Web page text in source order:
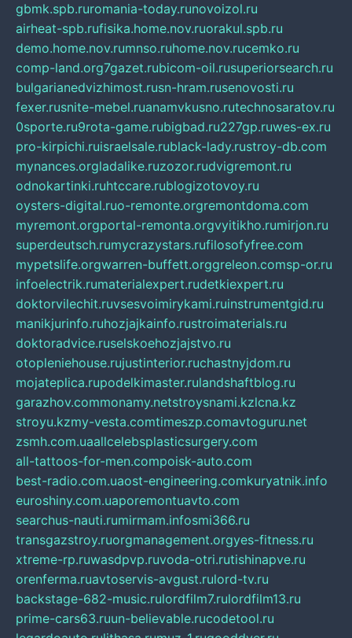
gbmk.spb.ruromania-today.runovoizol.ru
airheat-spb.rufisika.home.nov.ruorakul.spb.ru
demo.home.nov.rumnso.ruhome.nov.rucemko.ru
comp-land.org7gazet.rubicom-oil.rusuperiorsearch.ru
bulgarianedvizhimost.rusn-hram.rusenovosti.ru
fexer.rusnite-mebel.ruanamvkusno.rutechnosaratov.ru
0sporte.ru9rota-game.rubigbad.ru227gp.ruwes-ex.ru
pro-kirpichi.ruisraelsale.rublack-lady.rustroy-db.com
mynances.orgladalike.ruzozor.rudvigremont.ru
odnokartinki.ruhtccare.rublogizotovoy.ru
oysters-digital.ruo-remonte.orgremontdoma.com
myremont.orgportal-remonta.orgvyitikho.rumirjon.ru
superdeutsch.rumycrazystars.rufilosofyfree.com
mypetslife.orgwarren-buffett.orggreleon.comsp-or.ru
infoelectrik.rumaterialexpert.rudetkiexpert.ru
doktorvilechit.ruvsesvoimirykami.ruinstrumentgid.ru
manikjurinfo.ruhozjajkainfo.rustroimaterials.ru
doktoradvice.ruselskoehozjajstvo.ru
otopleniehouse.rujustinterior.ruchastnyjdom.ru
mojateplica.rupodelkimaster.rulandshaftblog.ru
garazhov.commonamy.netstroysnami.kzlcna.kz
stroyu.kzmy-vesta.comtimeszp.comavtoguru.net
zsmh.com.uaallcelebsplasticsurgery.com
all-tattoos-for-men.compoisk-auto.com
best-radio.com.uaost-engineering.comkuryatnik.info
euroshiny.com.uaporemontuavto.com
searchus-nauti.rumirmam.infosmi366.ru
transgazstroy.ruorgmanagement.orgyes-fitness.ru
xtreme-rp.ruwasdpvp.ruvoda-otri.rutishinapve.ru
orenferma.ruavtoservis-avgust.rulord-tv.ru
backstage-682-music.rulordfilm7.rulordfilm13.ru
prime-cars63.ruun-believable.rucodetool.ru